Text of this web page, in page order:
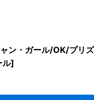
ン・ガール/OK/プリ
ル]